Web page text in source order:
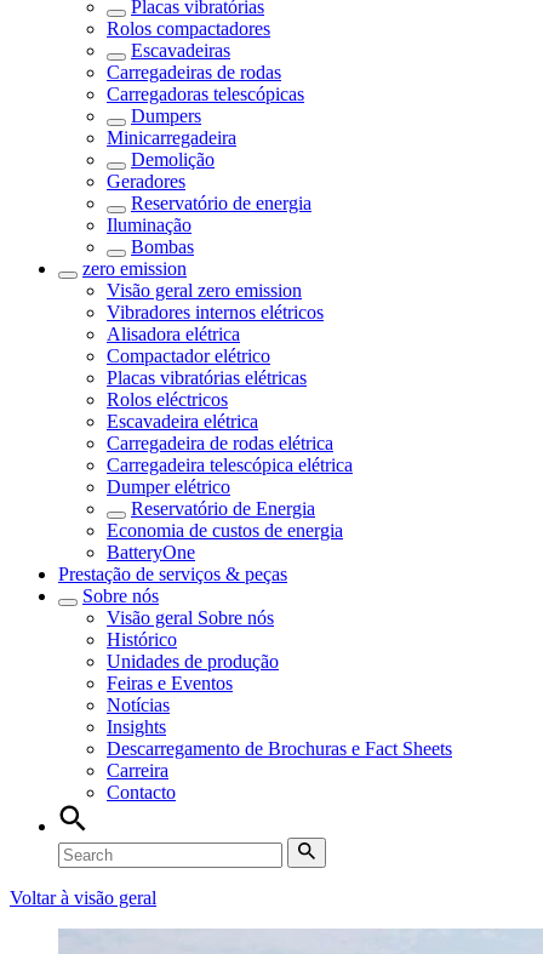
Placas vibratórias
Rolos compactadores
Escavadeiras
Carregadeiras de rodas
Carregadoras telescópicas
Dumpers
Minicarregadeira
Demolição
Geradores
Reservatório de energia
Iluminação
Bombas
zero emission
Visão geral zero emission
Vibradores internos elétricos
Alisadora elétrica
Compactador elétrico
Placas vibratórias elétricas
Rolos eléctricos
Escavadeira elétrica
Carregadeira de rodas elétrica
Carregadeira telescópica elétrica
Dumper elétrico
Reservatório de Energia
Economia de custos de energia
BatteryOne
Prestação de serviços & peças
Sobre nós
Visão geral Sobre nós
Histórico
Unidades de produção
Feiras e Eventos
Notícias
Insights
Descarregamento de Brochuras e Fact Sheets
Carreira
Contacto
Voltar à visão geral